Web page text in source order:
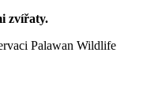
zvířaty.
Palawan Wildlife